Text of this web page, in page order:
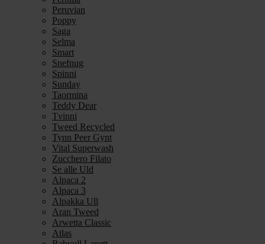
Peruvian
Poppy
Saga
Selma
Smart
Snefnug
Spinni
Sunday
Taormina
Teddy Dear
Tvinni
Tweed Recycled
Tynn Peer Gynt
Vital Superwash
Zucchero Filato
Se alle Uld
Alpaca 2
Alpaca 3
Alpakka Ull
Aran Tweed
Arwetta Classic
Atlas